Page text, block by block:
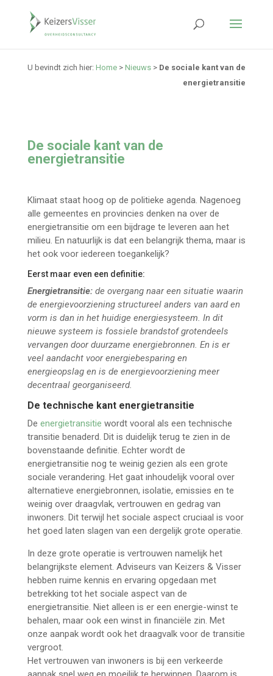
U bevindt zich hier:Home >Nieuws > De sociale kant van de
energietransitie
De sociale kant van de
energietransitie
Klimaat staat hoog op de politieke agenda. Nagenoeg
alle gemeentes en provincies denken na over de
energietransitie om een bijdrage te leveren aan het
milieu. En natuurlijk is dat een belangrijk thema, maar is
het ook voor iedereen toegankelijk?
Eerst maar even een definitie:
Energietransitie:de overgang naar een situatie waarin
de energievoorziening structureel anders van aard en
vorm is dan in het huidige energiesysteem. In dit
nieuwe systeem is fossiele brandstof grotendeels
vervangen door duurzame energiebronnen. En is er
veel aandacht voor energiebesparing en
energieopslag en is de energievoorziening meer
decentraal georganiseerd.
De technische kant energietransitie
De energietransitie wordt vooral als een technische
transitie benaderd. Dit is duidelijk terug te zien in de
bovenstaande definitie. Echter wordt de
energietransitie nog te weinig gezien als een grote
sociale verandering. Het gaat inhoudelijk vooral over
alternatieve energiebronnen, isolatie, emissies en te
weinig over draagvlak, vertrouwen en gedrag van
inwoners. Dit terwijl het sociale aspect cruciaal is voor
het goed laten slagen van een dergelijk grote operatie.
In deze grote operatie is vertrouwen namelijk het
belangrijkste element. Adviseurs van Keizers & Visser
hebben ruime kennis en ervaring opgedaan met
betrekking tot het sociale aspect van de
energietransitie. Niet alleen is er een energie-winst te
behalen, maar ook een winst in financiële zin. Met
onze aanpak wordt ook het draagvalk voor de transitie
vergroot.
Het vertrouwen van inwoners is bij een verkeerde